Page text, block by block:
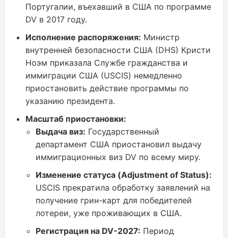
Португалии, въехавший в США по программе
DV в 2017 году.
Исполнение распоряжения: Министр
внутренней безопасности США (DHS) Кристи
Ноэм приказала Службе гражданства и
иммиграции США (USCIS) немедленно
приостановить действие программы по
указанию президента.
Масштаб приостановки:
Выдача виз: Государственный
департамент США приостановил выдачу
иммиграционных виз DV по всему миру.
Изменение статуса (Adjustment of Status):
USCIS прекратила обработку заявлений на
получение грин-карт для победителей
лотереи, уже проживающих в США.
Регистрация на DV-2027: Период